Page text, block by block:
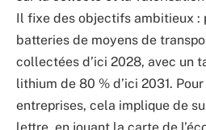
Il fixe des objectifs ambitieux :
batteries de moyens de
collectées d’ici 2028, avec un
lithium de 80 % d’ici 2031.
entreprises, cela implique de
lettre, en jouant la carte de